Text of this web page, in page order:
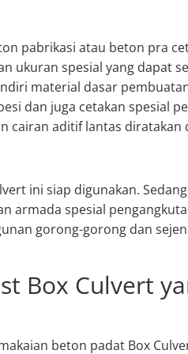
pabrikasi atau beton pra
ukuran spesial yang dapat
material dasar
dan juga cetakan spesial
cairan aditif lantas
ini siap digunakan.
armada spesial
gorong-gorong dan
Box Culvert
beton padat Box